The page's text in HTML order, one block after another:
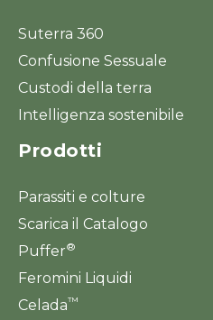
Suterra 360
Confusione Sessuale
Custodi della terra
Intelligenza sostenibile
Prodotti
Parassiti e colture
Scarica il Catalogo
Puffer®
Feromini Liquidi
Celada™